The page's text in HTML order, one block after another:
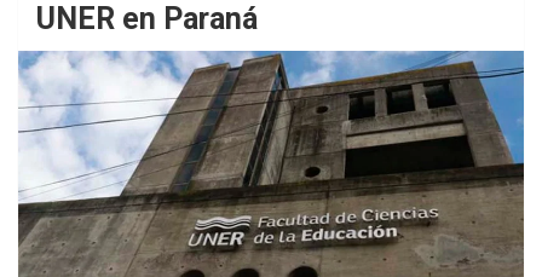
UNER en Paraná